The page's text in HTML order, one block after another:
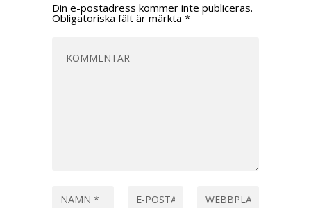
Din e-postadress kommer inte publiceras.
Obligatoriska fält är märkta *